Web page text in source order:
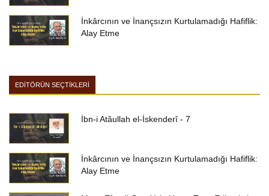
İnkârcının ve İnançsızın Kurtulamadığı Hafiflik:
Alay Etme
EDİTÖRÜN SEÇTİKLERİ
İbn-i Atâullah el-İskenderî - 7
İnkârcının ve İnançsızın Kurtulamadığı Hafiflik:
Alay Etme